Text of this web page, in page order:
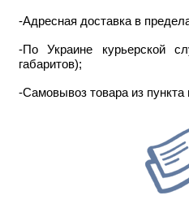
-Адресная доставка в
-По Украине курьерской
габаритов);
-Самовывоз товара из пункта